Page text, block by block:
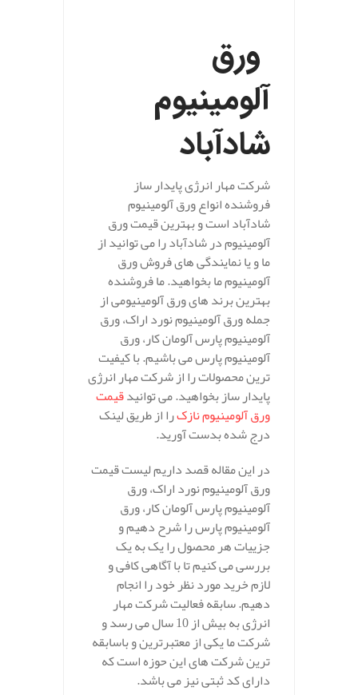
ورق
آلومینیوم
شادآباد
شرکت مهار انرژی پایدار ساز
فروشنده انواع ورق آلومینیوم
شادآباد است و بهترین قیمت ورق
آلومینیوم در شادآباد را می توانید از
ما و یا نمایندگی های فروش ورق
آلومینیوم ما بخواهید. ما فروشنده
بهترین برند های ورق آلومینیومی از
جمله ورق آلومینیوم نورد اراک، ورق
آلومینیوم پارس آلومان کار، ورق
آلومینیوم پارس می باشیم. با کیفیت
ترین محصولات را از شرکت مهار انرژی
پایدار ساز بخواهید. می توانیدقیمت
ورق آلومینیوم نازکرا از طریق لینک
درج شده بدست آورید.
در این مقاله قصد داریم لیست قیمت
ورق آلومینیوم نورد اراک، ورق
آلومینیوم پارس آلومان کار، ورق
آلومینیوم پارس را شرح دهیم و
جزییات هر محصول را یک به یک
بررسی می کنیم تا با آگاهی کافی و
لازم خرید مورد نظر خود را انجام
دهیم. سابقه فعالیت شرکت مهار
انرژی به بیش از 10 سال می رسد و
شرکت ما یکی از معتبرترین و باسابقه
ترین شرکت های این حوزه است که
دارای کد ثبتی نیز می باشد.